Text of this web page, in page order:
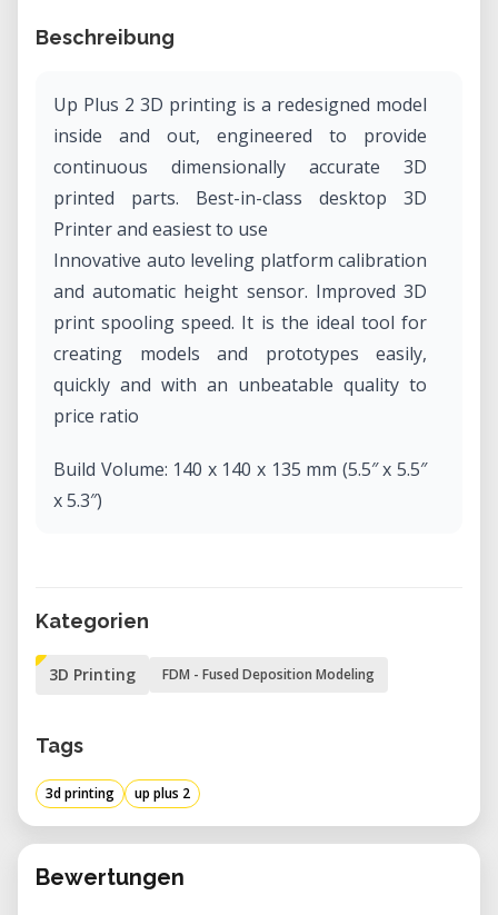
Beschreibung
Up Plus 2 3D printing is a redesigned model
inside and out, engineered to provide
continuous dimensionally accurate 3D
printed parts. Best-in-class desktop 3D
Printer and easiest to use
Innovative auto leveling platform calibration
and automatic height sensor. Improved 3D
print spooling speed. It is the ideal tool for
creating models and prototypes easily,
quickly and with an unbeatable quality to
price ratio
Build Volume: 140 x 140 x 135 mm (5.5″ x 5.5″
x 5.3″)
Kategorien
3D Printing FDM - Fused Deposition Modeling
Tags
3d printing up plus 2
Bewertungen